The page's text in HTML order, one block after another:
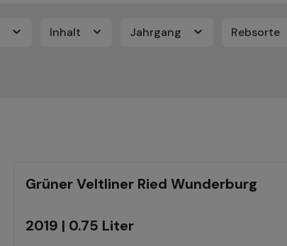
Inhalt Jahrgang Rebsorte
Grüner Veltliner Ried Wunderburg
2019 | 0.75 Liter